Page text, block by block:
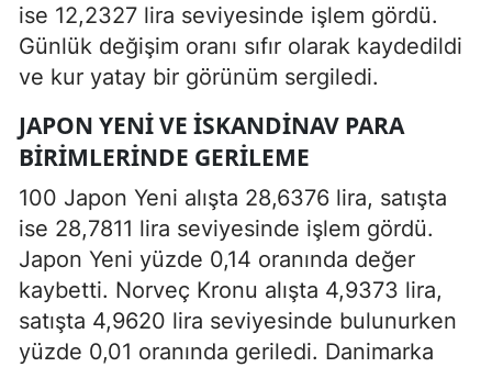
ise 12,2327 lira seviyesinde işlem gördü.
Günlük değişim oranı sıfır olarak kaydedildi
ve kur yatay bir görünüm sergiledi.
JAPON YENI VE İSKANDINAV PARA
BIRIMLERINDE GERILEME
100 Japon Yeni alışta 28,6376 lira, satışta
ise 28,7811 lira seviyesinde işlem gördü.
Japon Yeni yüzde 0,14 oranında değer
kaybetti. Norveç Kronu alışta 4,9373 lira,
satışta 4,9620 lira seviyesinde bulunurken
yüzde 0,01 oranında geriledi. Danimarka